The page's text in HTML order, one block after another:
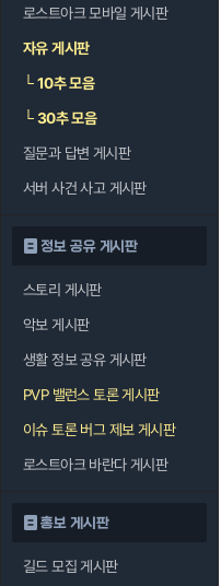
로스트아크 모바일 게시판
자유 게시판
└10추 모음
└30추 모음
질문과 답변 게시판
서버 사건 사고 게시판
정보 공유 게시판
스토리 게시판
악보 게시판
생활 정보 공유 게시판
PVP 밸런스 토론 게시판
이슈 토론 버그 제보 게시판
로스트아크 바란다 게시판
홍보 게시판
길드 모집 게시판